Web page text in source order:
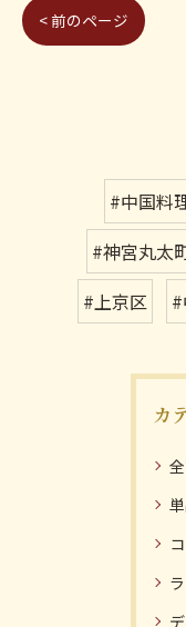
< 前のページ
#中国料
#神宮丸太
#上京区
カ